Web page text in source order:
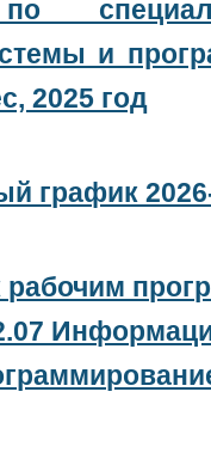
и
2025 год
график
рабочим